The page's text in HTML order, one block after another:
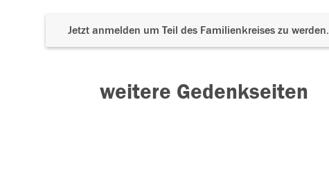
Jetzt anmelden um Teil des Familienkreises zu werden.
weitere Gedenkseiten